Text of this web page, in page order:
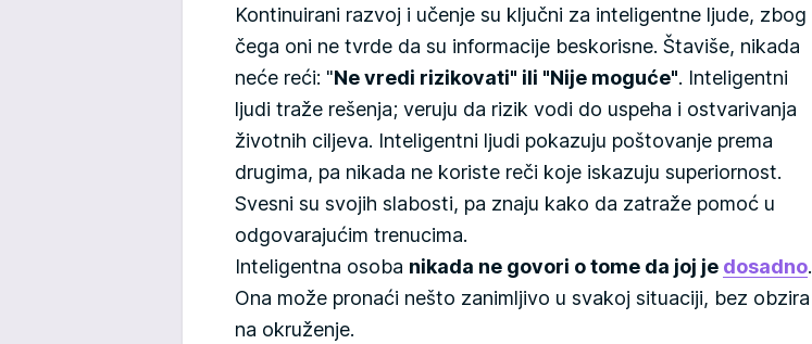
Kontinuirani razvoj i učenje su ključni za inteligentne ljude, zbog
čega oni ne tvrde da su informacije beskorisne. Štaviše, nikada
neće reći: "Ne vredi rizikovati" ili "Nije moguće". Inteligentni
ljudi traže rešenja; veruju da rizik vodi do uspeha i ostvarivanja
životnih ciljeva. Inteligentni ljudi pokazuju poštovanje prema
drugima, pa nikada ne koriste reči koje iskazuju superiornost.
Svesni su svojih slabosti, pa znaju kako da zatraže pomoć u
odgovarajućim trenucima.
Inteligentna osoba nikada ne govori o tome da joj je dosadno.
Ona može pronaći nešto zanimljivo u svakoj situaciji, bez obzira
na okruženje.